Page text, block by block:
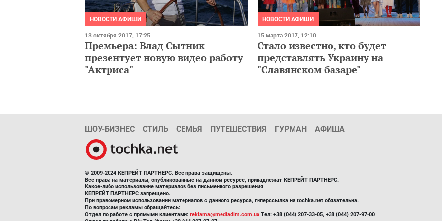
НОВОСТИ АФИШИ
13 октября 2017, 17:25
Премьера: Влад Сытник
презентует новую видео работу
"Актриса"
НОВОСТИ АФИШИ
15 марта 2017, 12:10
Стало известно, кто будет
представлять Украину на
"Славянском базаре"
ШОУ-БИЗНЕС СТИЛЬ СЕМЬЯ ПУТЕШЕСТВИЯ ГУРМАН АФИША
© 2009-2024 КЕПРЕЙТ ПАРТНЕРС. Все права защищены.
Все права на материалы, опубликованные на данном ресурсе, принадлежат КЕПРЕЙТ ПАРТНЕРС.
Какое-либо использование материалов без письменного разрешения
КЕПРЕЙТ ПАРТНЕРС запрещено.
При правомерном использовании материалов с данного ресурса, гиперссылка на tochka.net обязательна.
По вопросам рекламы обращайтесь:
Отдел по работе с прямыми клиентами: reklama@mediadim.com.ua Тел: +38 (044) 207-33-05, +38 (044) 207-97-00